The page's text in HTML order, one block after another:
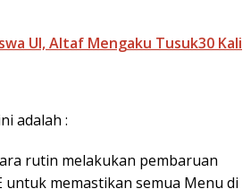
UI, Altaf Mengaku Tusuk30 Kali
adalah :
rutin melakukan pembaruan
untuk memastikan semua Menu di